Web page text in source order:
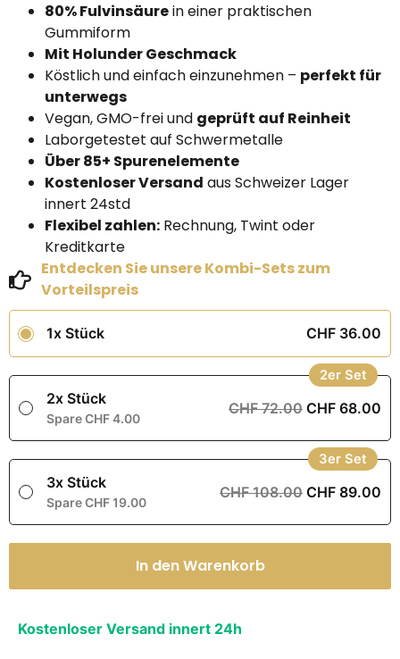
80% Fulvinsäurein einer praktischen
Gummiform
Mit Holunder Geschmack
Köstlich und einfach einzunehmen – perfekt für
unterwegs
Vegan, GMO-frei und geprüft auf Reinheit
Laborgetestet auf Schwermetalle
Über 85+ Spurenelemente
Kostenloser Versand aus Schweizer Lager
innert 24std
Flexibel zahlen: Rechnung, Twint oder
Kreditkarte
Entdecken Sie unsere Kombi-Sets zum
Vorteilspreis
1x Stück CHF 36.00
2er Set
2x Stück
Spare CHF 4.00
CHF 72.00 CHF 68.00
3er Set
3x Stück
Spare CHF 19.00
CHF 108.00 CHF 89.00
In den Warenkorb
Kostenloser Versand innert 24h